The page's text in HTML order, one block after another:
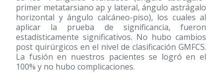
primer metatarsiano ap y lateral, ángulo astrágalo
horizontal y ángulo calcáneo-piso), los cuales al
aplicar la prueba de significancia, fueron
estadísticamente significativos. No hubo cambios
post quirúrgicos en el nivel de clasificación GMFCS.
La fusión en nuestros pacientes se logró en el
100% y no hubo complicaciones.